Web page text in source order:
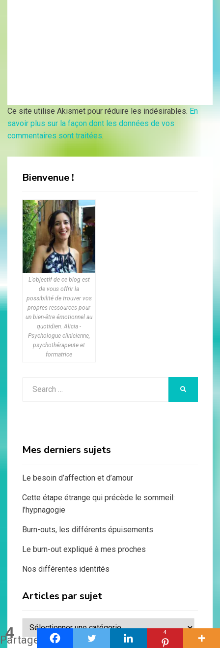
4
Partages
4
Ce site utilise Akismet pour réduire les indésirables. En
savoir plus sur la façon dont les données de vos
commentaires sont traitées.
Bienvenue !
L'objectif de ce blog est
de vous offrir la
possibilité de trouver vos
propres ressources pour
un bien-être émotionnel au
quotidien. Alicia -
Psychologue clinicienne,
psychothérapeute et
formatrice
Mes derniers sujets
Le besoin d’affection et d’amour
Cette étape étrange qui précède le sommeil:
l’hypnagogie
Burn-outs, les différents épuisements
Le burn-out expliqué à mes proches
Nos différentes identités
Articles par sujet
Articles
par